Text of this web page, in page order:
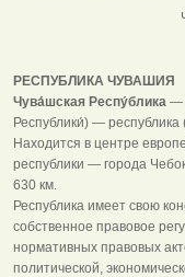
РЕСПУБЛИКА ЧУВАШИЯ
Чува́шская Респу́блика —
Республики́) —
Находится в центре
республики — города
630 км.
Республика имеет свою
собственное правовое
нормативных правовых
политической,